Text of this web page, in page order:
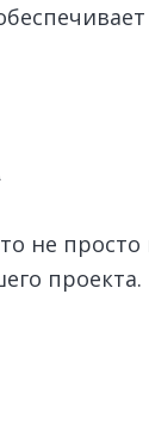
не просто